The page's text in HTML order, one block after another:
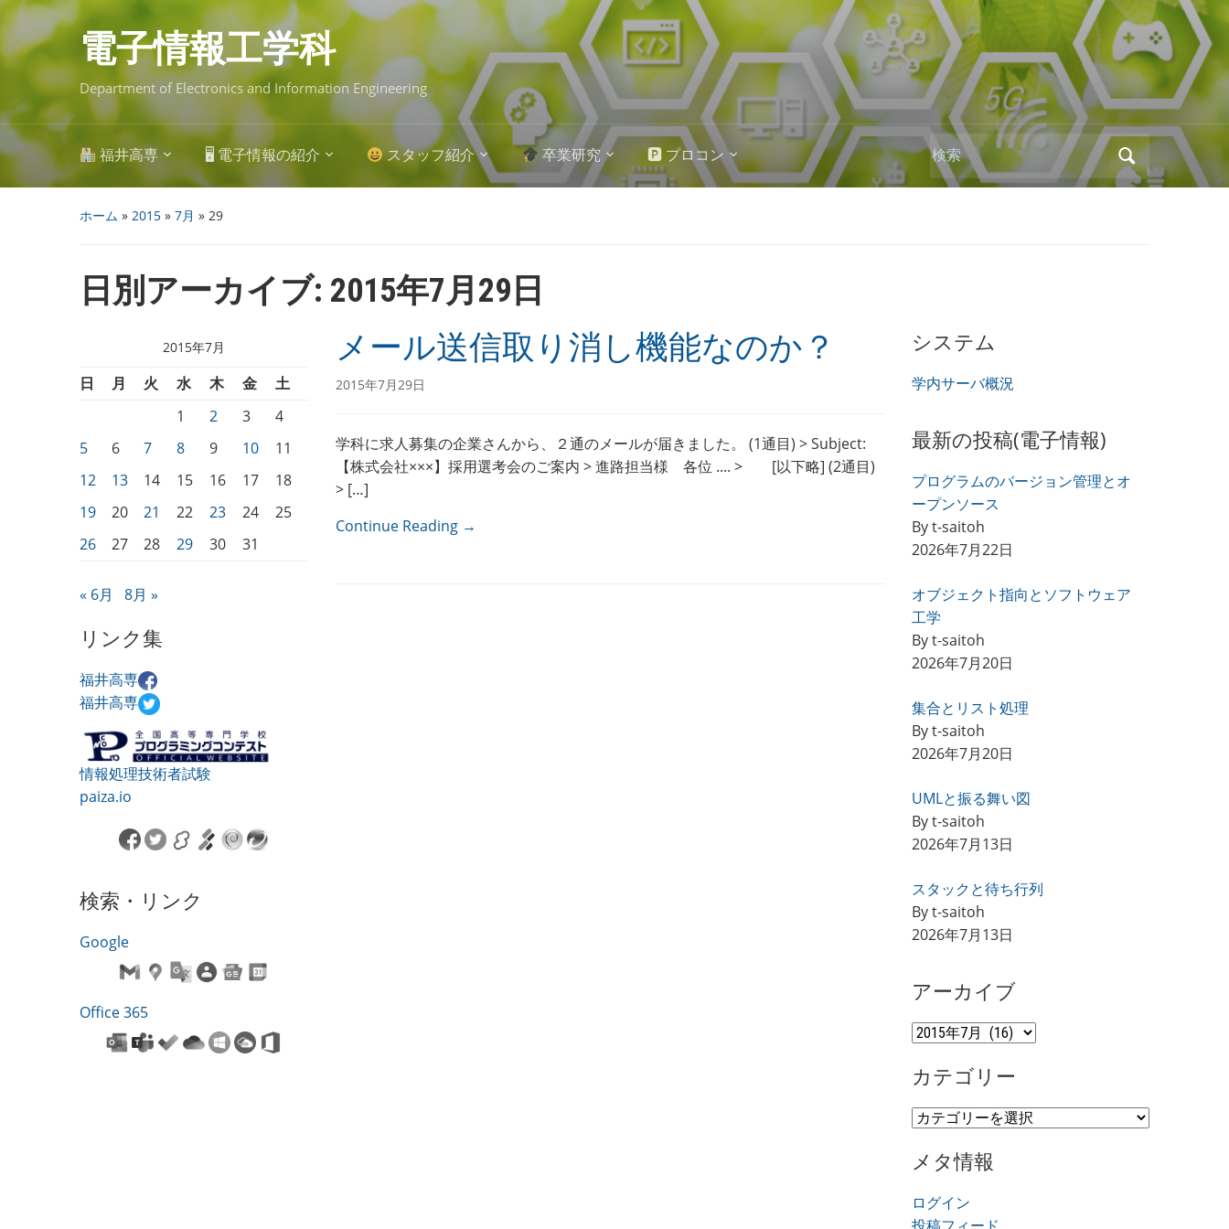
Skip
to
main
content 電子情報工学科
Department of Electronics and Information Engineering
福井高専 🖥 電子情報の紹介 スタッフ紹介 卒業研究 🅿 プロコン
Search
for:
ホーム » 2015 » 7月 » 29
日別アーカイブ: 2015年7月29日
2015年7月
日 月 火 水 木 金
土
1
2 3
4
5
6 7 8 9 10
11
12
13 14 15 16 17
18
19
20 21 22 23 24
25
26
27 28 29 30 31
« 6月 8月 »
リンク集
福井高専
福井高専
情報処理技術者試験
paiza.io
検索・リンク
Google
Office 365
メール送信取り消し機能なのか？
2015年7月29日
学科に求人募集の企業さんから、２通のメールが届きました。 (1通目) > Subject:
【株式会社×××】採用選考会のご案内 > 進路担当様 各位 .... > [以下略] (2通目)
> […]
Continue Reading →
システム
学内サーバ概況
最新の投稿(電子情報)
プログラムのバージョン管理とオ
ープンソース
By t-saitoh
2026年7月22日
オブジェクト指向とソフトウェア
工学
By t-saitoh
2026年7月20日
集合とリスト処理
By t-saitoh
2026年7月20日
UMLと振る舞い図
By t-saitoh
2026年7月13日
スタックと待ち行列
By t-saitoh
2026年7月13日
アーカイブ
ア
カ
ブ
カテゴリー
カ
ゴ
ー
メタ情報
ログイン